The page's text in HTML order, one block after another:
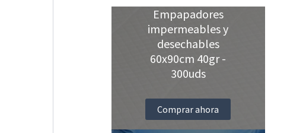
Empapadores
impermeables y
desechables
60x90cm 40gr -
300uds
Comprar ahora